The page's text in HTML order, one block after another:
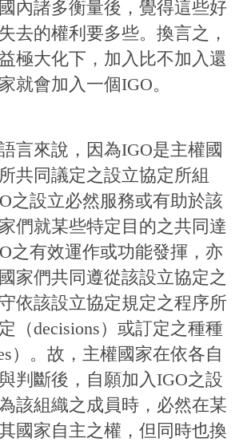
內諸多衡量後，覺得這些好
去的權利要多些。換言之，
極大化下，加入比不加入還
就會加入一個IGO。
言來說，因為IGO是主權國
共同議定之設立協定所組
之設立必然服務或有助於該
們就某些特定目的之共同達
之有效運作或功能發揮，亦
家們共同遵從該設立協定之
依該設立協定規定之程序所
（decisions）或訂定之種種
）。故，主權國家在依各自
判斷後，自願加入IGO之設
該組織之成員時，必然在某
國家自主之權，但同時也換